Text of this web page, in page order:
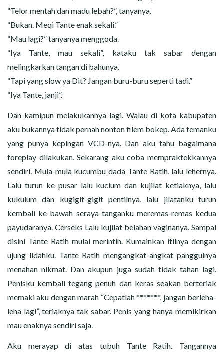
“Telor mentah dan madu lebah?”, tanyanya.
“Bukan. Meqi Tante enak sekali.”
“Mau lagi?” tanyanya menggoda.
“Iya Tante, mau sekali”, kataku tak sabar dengan
melingkarkan tangan di bahunya.
“Tapi yang slow ya Dit? Jangan buru-buru seperti tadi.”
“Iya Tante, janji”.
Dan kamipun melakukannya lagi. Walau di kota kabupaten
aku bukannya tidak pernah nonton filem bokep. Ada temanku
yang punya kepingan VCD-nya. Dan aku tahu bagaimana
foreplay dilakukan. Sekarang aku coba mempraktekkannya
sendiri. Mula-mula kucumbu dada Tante Ratih, lalu lehernya.
Lalu turun ke pusar lalu kucium dan kujilat ketiaknya, lalu
kukulum dan kugigit-gigit pentilnya, lalu jilatanku turun
kembali ke bawah seraya tanganku meremas-remas kedua
payudaranya. Cerseks Lalu kujilat belahan vaginanya. Sampai
disini Tante Ratih mulai merintih. Kumainkan itilnya dengan
ujung lidahku. Tante Ratih mengangkat-angkat panggulnya
menahan nikmat. Dan akupun juga sudah tidak tahan lagi.
Penisku kembali tegang penuh dan keras seakan berteriak
memaki aku dengan marah “Cepatlah *******, jangan berleha-
leha lagi”, teriaknya tak sabar. Penis yang hanya memikirkan
mau enaknya sendiri saja.
Aku merayap di atas tubuh Tante Ratih. Tangannya